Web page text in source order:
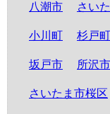
八潮市 さい
小川町 杉戸町
坂戸市 所沢市
さいたま市桜区